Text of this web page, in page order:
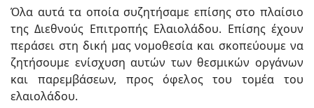
Όλα αυτά τα οποία συζητήσαμε επίσης στο πλαίσιο
της Διεθνούς Επιτροπής Ελαιολάδου. Επίσης έχουν
περάσει στη δική μας νομοθεσία και σκοπεύουμε να
ζητήσουμε ενίσχυση αυτών των θεσμικών οργάνων
και παρεμβάσεων, προς όφελος του τομέα του
ελαιολάδου.